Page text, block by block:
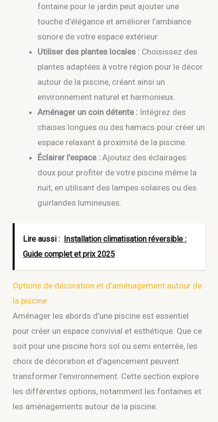
fontaine pour le jardin peut ajouter une
touche d’élégance et améliorer l’ambiance
sonore de votre espace extérieur.
Utiliser des plantes locales : Choisissez des
plantes adaptées à votre région pour le décor
autour de la piscine, créant ainsi un
environnement naturel et harmonieux.
Aménager un coin détente : Intégrez des
chaises longues ou des hamacs pour créer un
espace relaxant à proximité de la piscine.
Éclairer l’espace : Ajoutez des éclairages
doux pour profiter de votre piscine même la
nuit, en utilisant des lampes solaires ou des
guirlandes lumineuses.
Lire aussi : Installation climatisation réversible :
Guide complet et prix 2025
Options de décoration et d’aménagement autour de
la piscine
Aménager les abords d’une piscine est essentiel
pour créer un espace convivial et esthétique. Que ce
soit pour une piscine hors sol ou semi enterrée, les
choix de décoration et d’agencement peuvent
transformer l’environnement. Cette section explore
les différentes options, notamment les fontaines et
les aménagements autour de la piscine.